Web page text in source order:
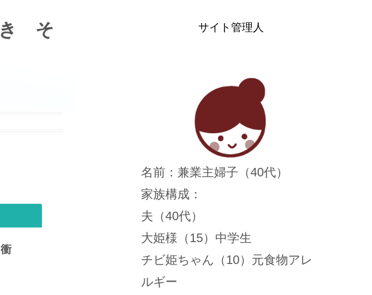
き そ
サイト管理人
名前：兼業主婦子（40代）
家族構成：
夫（40代）
大姫様（15）中学生
チビ姫ちゃん（10）元食物アレ
ルギー